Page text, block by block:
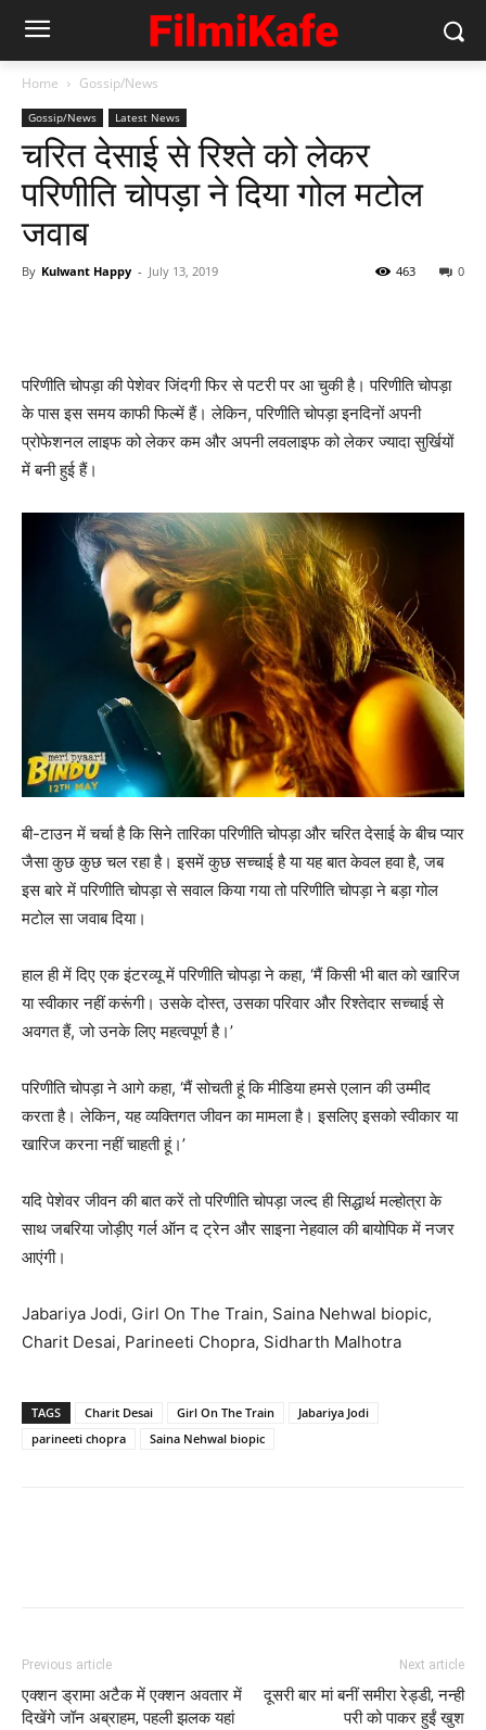
Home Gossip/News
Gossip/News Latest News
चरित देसाई से रिश्‍ते को लेकर
परिणीति चोपड़ा ने दिया गोल मटोल
जवाब
By Kulwant Happy - July 13, 2019 0
463
परिणीति चोपड़ा की पेशेवर जिंदगी फिर से पटरी पर आ चुकी है। परिणीत‍ि चोपड़ा
के पास इस समय काफी फिल्‍में हैं। लेकिन, परिणीति चोपड़ा इनदिनों अपनी
प्रोफेशनल लाइफ को लेकर कम और अपनी लवलाइफ को लेकर ज्‍यादा सुर्खियों
में बनी हुई हैं।
बी-टाउन में चर्चा है कि सिने तारिका परिणीति चोपड़ा और चरित देसाई के बीच प्‍यार
जैसा कुछ कुछ चल रहा है। इसमें कुछ सच्‍चाई है या यह बात केवल हवा है, जब
इस बारे में पर‍िणीति चोपड़ा से सवाल किया गया तो परिणीति चोपड़ा ने बड़ा गोल
मटोल सा जवाब दिया।
हाल ही में दिए एक इंटरव्‍यू में परिणीति चोपड़ा ने कहा, ‘मैं किसी भी बात को खारिज
या स्‍वीकार नहीं करूंगी। उसके दोस्‍त, उसका परिवार और रिश्‍तेदार सच्‍चाई से
अवगत हैं, जो उनके लिए महत्‍वपूर्ण है।’
परिणीति चोपड़ा ने आगे कहा, ‘मैं सोचती हूं कि मीडिया हमसे एलान की उम्‍मीद
करता है। लेकिन, यह व्‍यक्तिगत जीवन का मामला है। इसलिए इसको स्‍वीकार या
खारिज करना नहीं चाहती हूं।’
यदि पेशेवर जीवन की बात करें तो परिणीति चोपड़ा जल्‍द ही सिद्धार्थ मल्‍होत्रा के
साथ जबरिया जोड़ीए गर्ल ऑन द ट्रेन और साइना नेहवाल की बायोपिक में नजर
आएंगी।
Jabariya Jodi, Girl On The Train, Saina Nehwal biopic,
Charit Desai, Parineeti Chopra, Sidharth Malhotra
TAGS Charit Desai Girl On The Train
Jabariya Jodi
parineeti chopra
Saina Nehwal biopic
Previous article
एक्‍शन ड्रामा अटैक में एक्‍शन अवतार में
दिखेंगे जॉन अब्राहम, पहली झलक यहां
Next article
दूसरी बार मां बनीं समीरा रेड्डी, नन्‍ही
परी को पाकर हुईं खुश